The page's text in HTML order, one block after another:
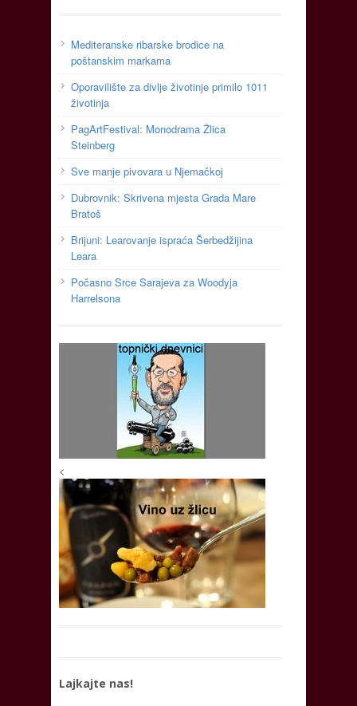
Mediteranske ribarske brodice na
poštanskim markama
Oporavilište za divlje životinje primilo 1011
životinja
PagArtFestival: Monodrama Žlica
Steinberg
Sve manje pivovara u Njemačkoj
Dubrovnik: Skrivena mjesta Grada Mare
Bratoš
Brijuni: Learovanje ispraća Šerbedžijina
Leara
Počasno Srce Sarajeva za Woodyja
Harrelsona
<
Lajkajte nas!